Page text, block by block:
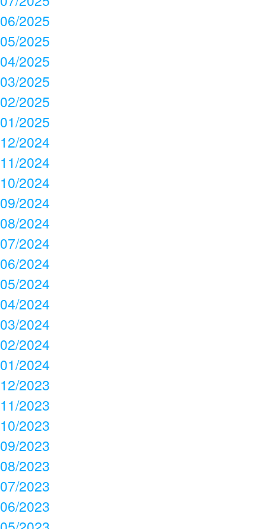
06/2025
05/2025
04/2025
03/2025
02/2025
01/2025
12/2024
11/2024
10/2024
09/2024
08/2024
07/2024
06/2024
05/2024
04/2024
03/2024
02/2024
01/2024
12/2023
11/2023
10/2023
09/2023
08/2023
07/2023
06/2023